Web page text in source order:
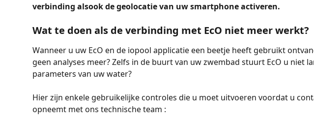
verbinding alsook de geolocatie van uw smartphone activeren.
Wat te doen als de verbinding met EcO niet meer werkt?
Wanneer u uw EcO en de iopool applicatie een beetje heeft gebruikt
geen analyses meer? Zelfs in de buurt van uw zwembad stuurt EcO u niet
parameters van uw water?
Hier zijn enkele gebruikelijke controles die u moet uitvoeren voordat u
opneemt met ons technische team :